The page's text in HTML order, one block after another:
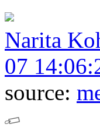
Narita
07
source: